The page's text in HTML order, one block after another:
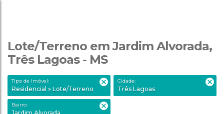
Lote/Terreno em Jardim Alvorada,
Três Lagoas - MS
Tipo de Imóvel:
Residencial » Lote/Terreno
Cidade:
Três Lagoas
Bairro: